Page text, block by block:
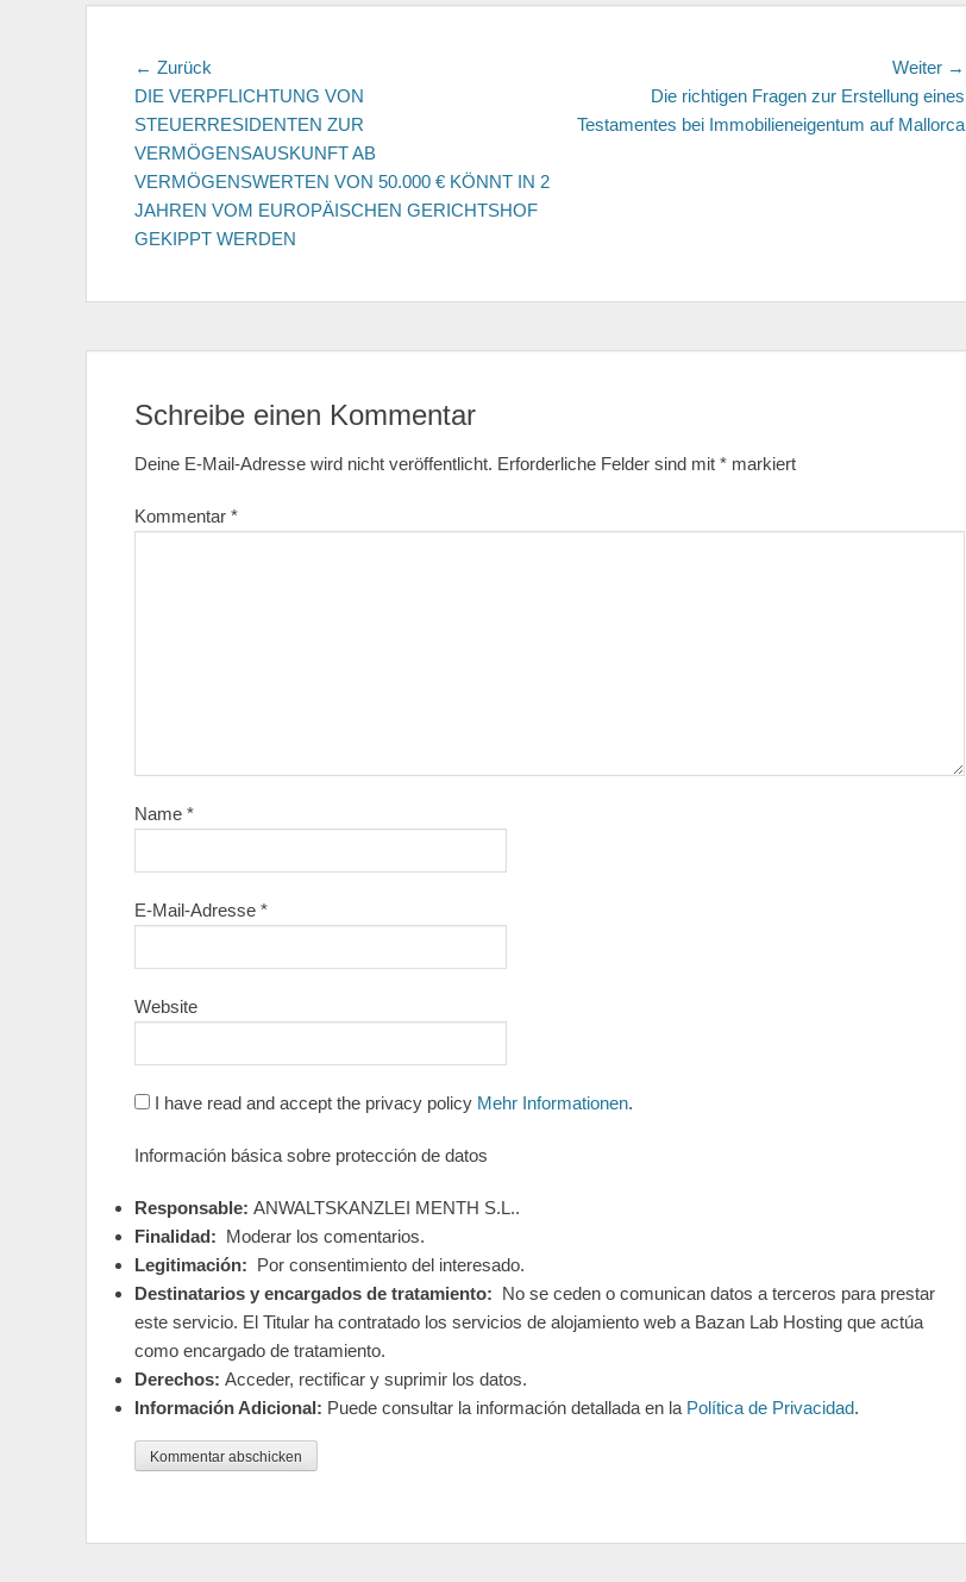
Beitragsnavigation
← Zurück
Beitrag:
DIE VERPFLICHTUNG VON
STEUERRESIDENTEN ZUR
VERMÖGENSAUSKUNFT AB
VERMÖGENSWERTEN VON 50.000 € KÖNNT IN 2
JAHREN VOM EUROPÄISCHEN GERICHTSHOF
GEKIPPT WERDEN
Weiter →
Die richtigen Fragen zur Erstellung eines
Testamentes bei Immobilieneigentum auf Mallorca
Schreibe einen Kommentar
Deine E-Mail-Adresse wird nicht veröffentlicht. Erforderliche Felder sind mit * markiert
Kommentar *
Name *
E-Mail-Adresse *
Website
I have read and accept the privacy policy Mehr Informationen.
Información básica sobre protección de datos
Responsable: ANWALTSKANZLEI MENTH S.L..
Finalidad: Moderar los comentarios.
Legitimación: Por consentimiento del interesado.
Destinatarios y encargados de tratamiento: No se ceden o comunican datos a terceros para prestar
este servicio. El Titular ha contratado los servicios de alojamiento web a Bazan Lab Hosting que actúa
como encargado de tratamiento.
Derechos: Acceder, rectificar y suprimir los datos.
Información Adicional: Puede consultar la información detallada en la Política de Privacidad.